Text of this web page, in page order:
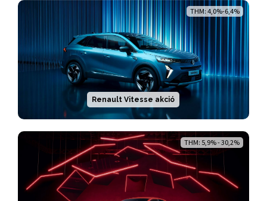
THM: 4,0%-6,4%
Renault Vitesse akció
THM: 5,9% - 30,2%